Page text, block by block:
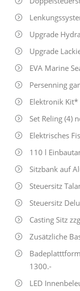
Upgrade
Upgrade
EVA Marine
Persenning
Elektronik Kit*
Set Reling (4)
Elektrisches
110 l
Sitzbank auf
Steuersitz
Steuersitz
Casting Sitz
Zusätzliche
1300.-
LED